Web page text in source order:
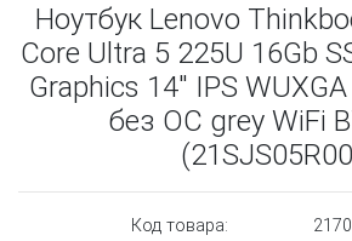
Ноутбук Lenovo
Core Ultra 5 225U 16Gb
Graphics 14" IPS
без ОС grey WiFi
Код товара: